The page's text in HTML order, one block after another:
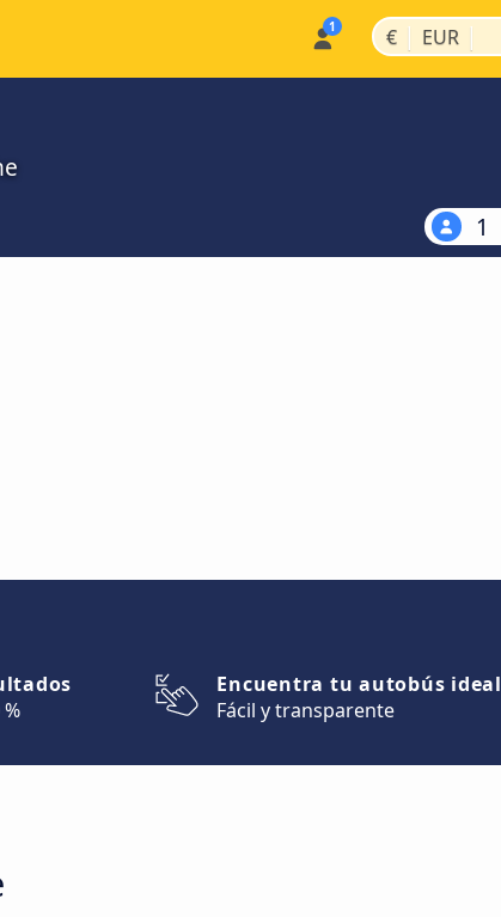
€ | EUR |
1
Encuentra tu autobús ideal
Fácil y transparente